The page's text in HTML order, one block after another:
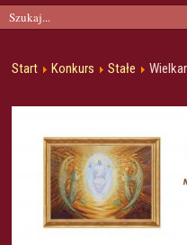
Start Konkurs Stałe